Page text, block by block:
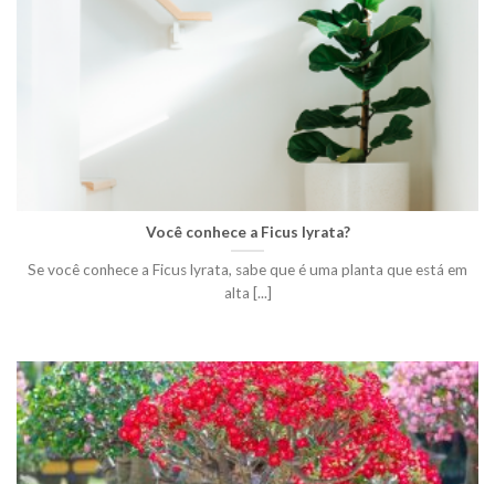
Você conhece a Ficus lyrata?
Se você conhece a Ficus lyrata, sabe que é uma planta que está em
alta [...]